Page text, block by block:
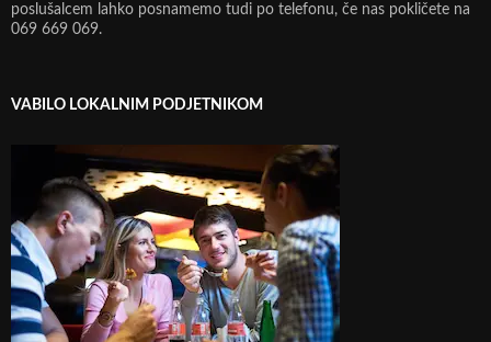
poslušalcem lahko posnamemo tudi po telefonu, če nas pokličete na
069 669 069.
VABILO LOKALNIM PODJETNIKOM